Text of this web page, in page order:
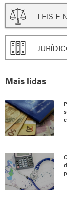
LEIS E
Mais lidas